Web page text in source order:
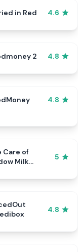
in Red 4.6
2 4.8
4.8
Care of
Milk
5
4.8